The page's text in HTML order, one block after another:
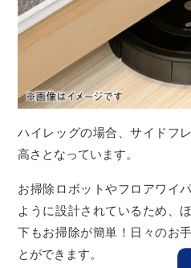
ハイレッグの場合、サイドフ
高さとなっています。
お掃除ロボットやフロアワイ
ように設計されているため、
下もお掃除が簡単！日々のお
とができます。